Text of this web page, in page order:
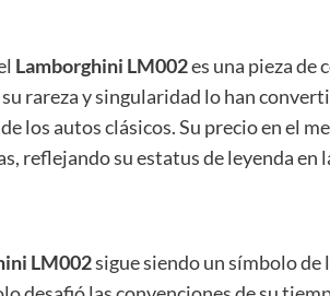
Lamborghini LM002es una pieza de
rareza y singularidad lo han
los autos clásicos. Su precio en el
reflejando su estatus de leyenda
LM002sigue siendo un símbolo de